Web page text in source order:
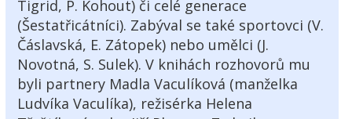
Tigrid, P. Kohout) či celé generace
(Šestatřicátníci). Zabýval se také sportovci (V.
Čáslavská, E. Zátopek) nebo umělci (J.
Novotná, S. Sulek). V knihách rozhovorů mu
byli partnery Madla Vaculíková (manželka
Ludvíka Vaculíka), režisérka Helena